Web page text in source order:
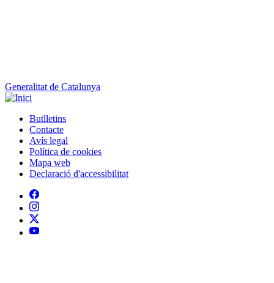
Generalitat de Catalunya
Peu
Butlletins
Contacte
Avís legal
Política de cookies
Mapa web
Declaració d'accessibilitat